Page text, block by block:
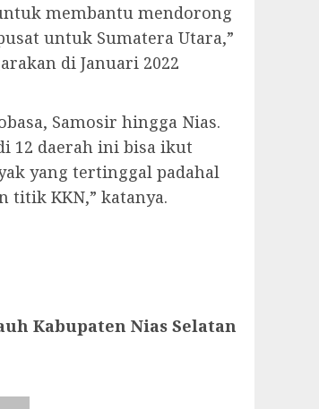
membantu mendorong
untuk Sumatera Utara,”
di Januari 2022
Samosir hingga Nias.
12 daerah ini bisa ikut
yang tertinggal padahal
titik KKN,” katanya.
Kabupaten Nias Selatan